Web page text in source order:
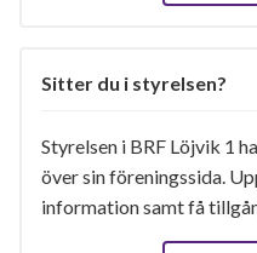
Sitter du i styrelsen?
Styrelsen i BRF Löjvik 1
över sin föreningssida.
information samt få